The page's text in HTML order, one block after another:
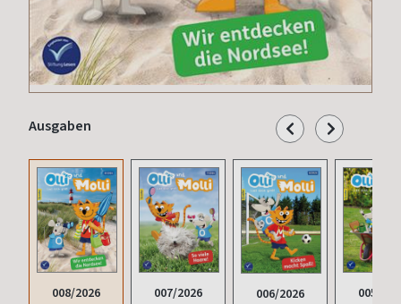
Ausgaben
008/2026 007/2026 006/2026 005/